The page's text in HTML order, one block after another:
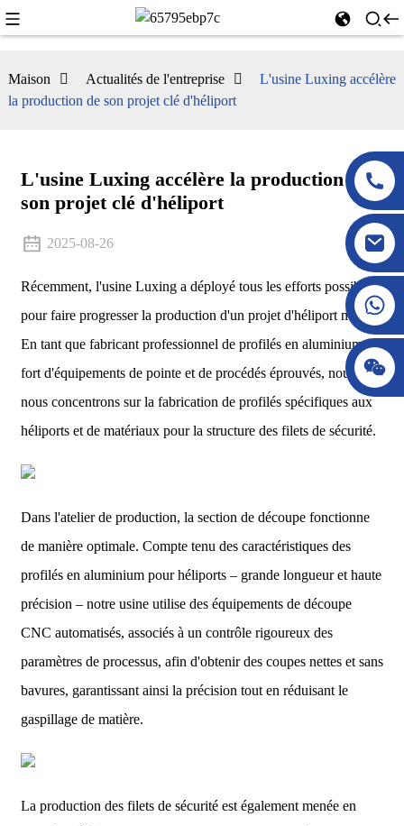
Maison Actualités de l'entreprise
L'usine Luxing accélère
la production de son projet clé d'héliport
L'usine Luxing accélère la production de
son projet clé d'héliport
2025-08-26
Récemment, l'usine Luxing a déployé tous les efforts possibles
pour faire progresser la production d'un projet d'héliport majeur.
En tant que fabricant professionnel de profilés en aluminium,
fort d'équipements de pointe et de procédés éprouvés, nous
nous concentrons sur la fabrication de profilés spécifiques aux
héliports et de matériaux pour la structure des filets de sécurité.
Dans l'atelier de production, la section de découpe fonctionne
de manière optimale. Compte tenu des caractéristiques des
profilés en aluminium pour héliports – grande longueur et haute
précision – notre usine utilise des équipements de découpe
CNC automatisés, associés à un contrôle rigoureux des
paramètres de processus, afin d'obtenir des coupes nettes et sans
bavures, garantissant ainsi la précision tout en réduisant le
gaspillage de matière.
La production des filets de sécurité est également menée en